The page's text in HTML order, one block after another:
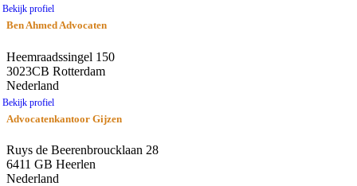
Bekijk profiel
Ben Ahmed Advocaten
Heemraadssingel 150
3023CB Rotterdam
Nederland
Bekijk profiel
Advocatenkantoor Gijzen
Ruys de Beerenbroucklaan 28
6411 GB Heerlen
Nederland